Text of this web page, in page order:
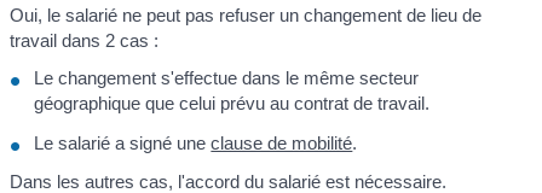
Oui, le salarié ne peut pas refuser un changement de lieu de
travail dans 2 cas :
Le changement s'effectue dans le même secteur
géographique que celui prévu au contrat de travail.
Le salarié a signé uneclause de mobilité.
Dans les autres cas, l'accord du salarié est nécessaire.